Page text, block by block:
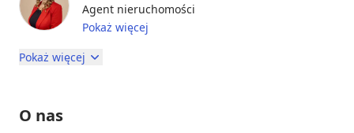
Agent nieruchomości
Pokaż więcej
Pokaż więcej
O nas